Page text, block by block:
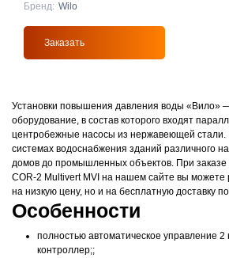
Бренд: Wilo
Заказать
Установки повышения давления воды «Вило»
оборудование, в состав которого входят
центробежные насосы из нержавеющей стали.
системах водоснабжения зданий различного
домов до промышленных объектов. При заказе
COR-2 Multivert MVI на нашем сайте вы можете
на низкую цену, но и на бесплатную доставку
Особенности
полностью автоматическое управление
контроллер;;
Подробнее
Подробнее
Подробнее
Подробнее
Подробнее
Подробнее
Подробнее
Подробнее
Подробнее
Подробнее
Подробнее
Подробнее
Подробнее
Подробнее
Подробнее
Подробнее
Подробнее
Подробнее
Подробнее